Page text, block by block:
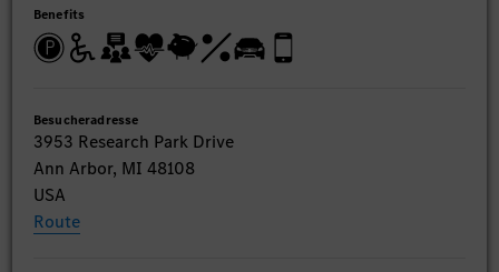
Benefits
Besucheradresse
3953 Research Park Drive
Ann Arbor, MI 48108
USA
Route